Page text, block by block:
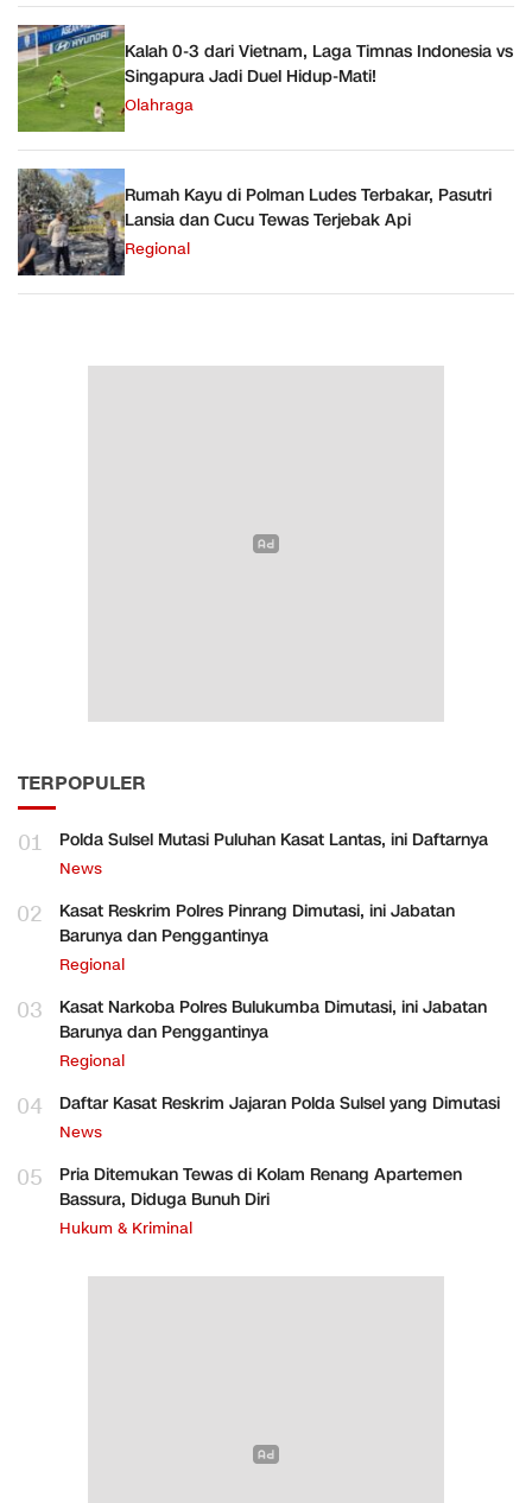
Kalah 0-3 dari Vietnam, Laga Timnas Indonesia vs
Singapura Jadi Duel Hidup-Mati!
Olahraga
Rumah Kayu di Polman Ludes Terbakar, Pasutri
Lansia dan Cucu Tewas Terjebak Api
Regional
TERPOPULER
01 Polda Sulsel Mutasi Puluhan Kasat Lantas, ini Daftarnya
News
02
Kasat Reskrim Polres Pinrang Dimutasi, ini Jabatan
Barunya dan Penggantinya
Regional
03
Kasat Narkoba Polres Bulukumba Dimutasi, ini Jabatan
Barunya dan Penggantinya
Regional
04 Daftar Kasat Reskrim Jajaran Polda Sulsel yang Dimutasi
News
05
Pria Ditemukan Tewas di Kolam Renang Apartemen
Bassura, Diduga Bunuh Diri
Hukum & Kriminal